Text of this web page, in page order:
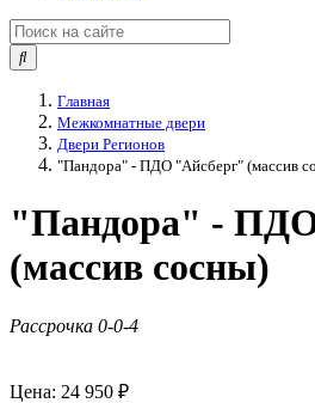
Главная
Межкомнатные двери
Двери Регионов
"Пандора" - ПДО "Айсберг" (массив
"Пандора" -
(массив сосны)
Рассрочка 0-0-4
Цена: 24 950 ₽